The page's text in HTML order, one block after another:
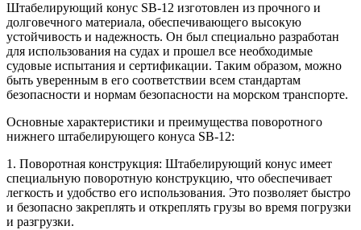
Штабелирующий конус SB-12 изготовлен из прочного и
долговечного материала, обеспечивающего высокую
устойчивость и надежность. Он был специально разработан
для использования на судах и прошел все необходимые
судовые испытания и сертификации. Таким образом, можно
быть уверенным в его соответствии всем стандартам
безопасности и нормам безопасности на морском транспорте.
Основные характеристики и преимущества поворотного
нижнего штабелирующего конуса SB-12:
1. Поворотная конструкция: Штабелирующий конус имеет
специальную поворотную конструкцию, что обеспечивает
легкость и удобство его использования. Это позволяет быстро
и безопасно закреплять и откреплять грузы во время погрузки
и разгрузки.